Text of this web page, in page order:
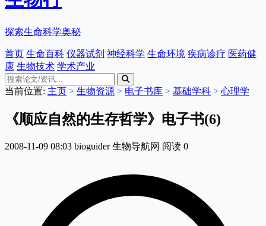
探索生命科学奥秘
首页 生命百科 仪器试剂 神经科学 生命环境 疾病诊疗 医药健
康 生物技术 学术产业
当前位置: 主页 > 生物资源 > 电子书库 > 基础学科 > 心理学
《顺应自然的生存哲学》电子书(6)
2008-11-09 08:03 bioguider 生物导航网 阅读 0